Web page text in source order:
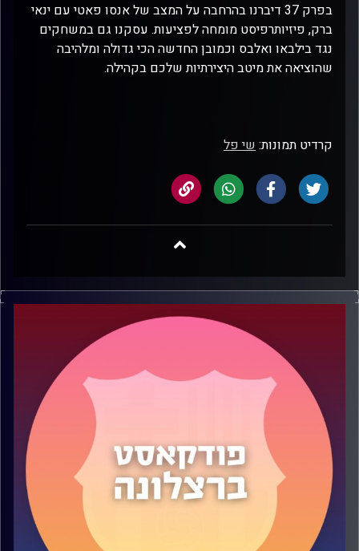
בפרק 37 דיברנו בהרחבה על המצב של אנסו פאטי עם ינאי
ברק, פיזיותרפיסט מומחה לפציעות. עסקנו גם במשחקים
נגד בילבאו ואלבס וכמובן החדשה הכי גדולה ומלהיבה
שהוציאה את מיטב היצירתיות שלכם בקהילה.
קרדיט תמונות:שי פל